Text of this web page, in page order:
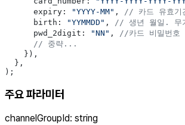
      expiry:
"YYYY-MM" , // 카드 유효기
      birth:
"YYMMDD" , // 생년 월일. 무
      pwd_2digit:
"NN" , //카드 비밀번호
      // 중략...
    }),
  },
);
주요 파라미터
channelGroupId: string